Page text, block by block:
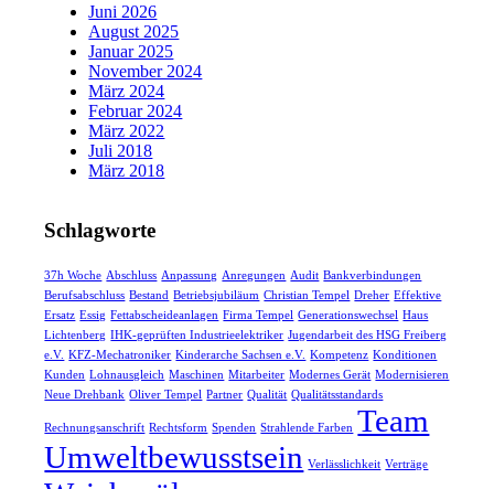
Juni 2026
August 2025
Januar 2025
November 2024
März 2024
Februar 2024
März 2022
Juli 2018
März 2018
Schlagworte
37h Woche Abschluss Anpassung Anregungen Audit Bankverbindungen
Berufsabschluss Bestand Betriebsjubiläum Christian Tempel Dreher Effektive
Ersatz Essig Fettabscheideanlagen Firma Tempel Generationswechsel Haus
Lichtenberg IHK-geprüften Industrieelektriker Jugendarbeit des HSG Freiberg
e.V. KFZ-Mechatroniker Kinderarche Sachsen e.V. Kompetenz Konditionen
Kunden Lohnausgleich Maschinen Mitarbeiter Modernes Gerät Modernisieren
Neue Drehbank Oliver Tempel Partner Qualität Qualitätsstandards
Rechnungsanschrift Rechtsform Spenden Strahlende Farben Team
Umweltbewusstsein Verlässlichkeit Verträge